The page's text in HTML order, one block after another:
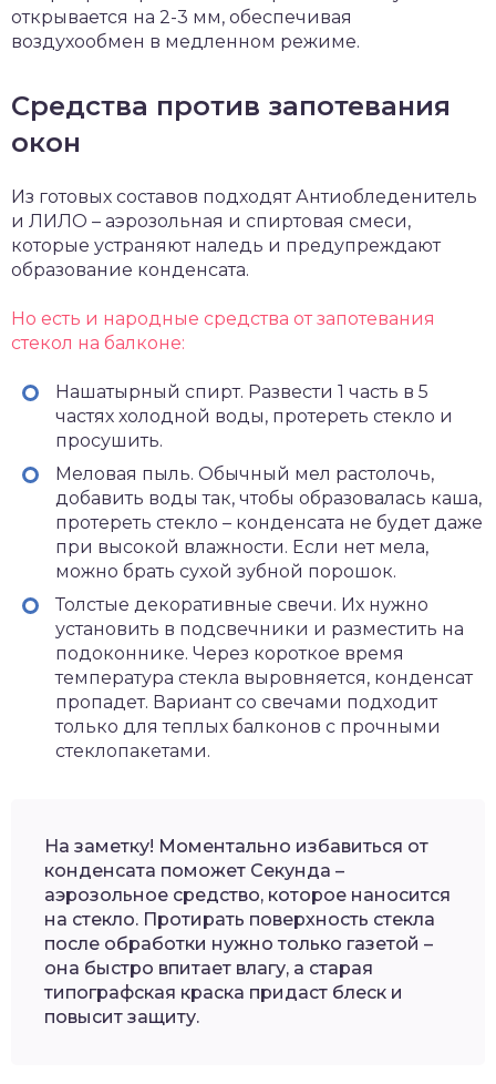
открывается на 2-3 мм, обеспечивая
воздухообмен в медленном режиме.
Средства против запотевания
окон
Из готовых составов подходят Антиобледенитель
и ЛИЛО – аэрозольная и спиртовая смеси,
которые устраняют наледь и предупреждают
образование конденсата.
Но есть и народные средства от запотевания
стекол на балконе:
Нашатырный спирт. Развести 1 часть в 5
частях холодной воды, протереть стекло и
просушить.
Меловая пыль. Обычный мел растолочь,
добавить воды так, чтобы образовалась каша,
протереть стекло – конденсата не будет даже
при высокой влажности. Если нет мела,
можно брать сухой зубной порошок.
Толстые декоративные свечи. Их нужно
установить в подсвечники и разместить на
подоконнике. Через короткое время
температура стекла выровняется, конденсат
пропадет. Вариант со свечами подходит
только для теплых балконов с прочными
стеклопакетами.
На заметку! Моментально избавиться от
конденсата поможет Секунда –
аэрозольное средство, которое наносится
на стекло. Протирать поверхность стекла
после обработки нужно только газетой –
она быстро впитает влагу, а старая
типографская краска придаст блеск и
повысит защиту.